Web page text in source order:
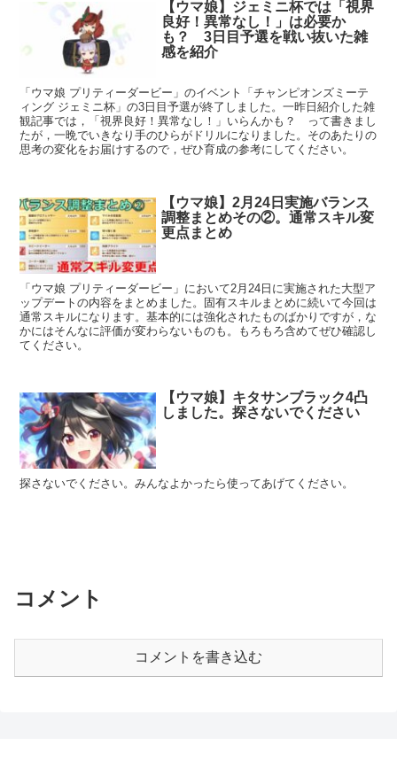
【ウマ娘】ジェミニ杯では「視界
良好！異常なし！」は必要か
も？ 3日目予選を戦い抜いた雑
感を紹介
「ウマ娘 プリティーダービー」のイベント「チャンピオンズミーテ
ィング ジェミニ杯」の3日目予選が終了しました。一昨日紹介した雑
観記事では，「視界良好！異常なし！」いらんかも？ って書きまし
たが，一晩でいきなり手のひらがドリルになりました。そのあたりの
思考の変化をお届けするので，ぜひ育成の参考にしてください。
【ウマ娘】2月24日実施バランス
調整まとめその②。通常スキル変
更点まとめ
「ウマ娘 プリティーダービー」において2月24日に実施された大型ア
ップデートの内容をまとめました。固有スキルまとめに続いて今回は
通常スキルになります。基本的には強化されたものばかりですが，な
かにはそんなに評価が変わらないものも。もろもろ含めてぜひ確認し
てください。
【ウマ娘】キタサンブラック4凸
しました。探さないでください
探さないでください。みんなよかったら使ってあげてください。
コメント
コメントを書き込む